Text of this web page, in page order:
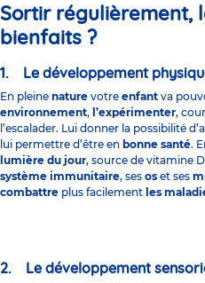
Sortir régulièrement,
bienfaits ?
1. Le développement
En pleine nature votre enfant va
environnement, l’expérimenter,
l’escalader. Lui donner la possibilité
lui permettre d’être en bonne santé.
lumière du jour, source de vitamine
système immunitaire, ses os et ses
combattre plus facilement les
2. Le développement